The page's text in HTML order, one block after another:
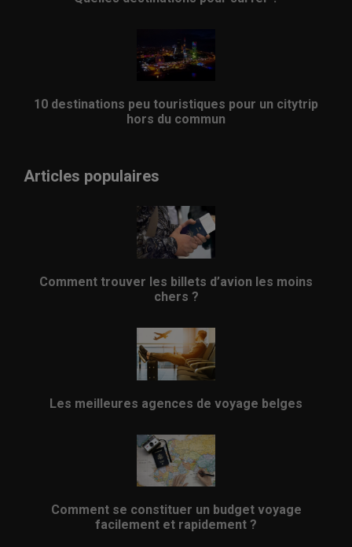
10 destinations peu touristiques pour un citytrip
hors du commun
Articles populaires
Comment trouver les billets d’avion les moins
chers ?
Les meilleures agences de voyage belges
Comment se constituer un budget voyage
facilement et rapidement ?